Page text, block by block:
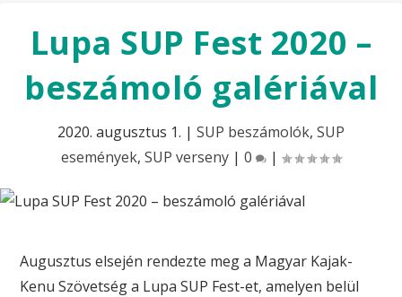
Lupa SUP Fest 2020 –
beszámoló galériával
2020. augusztus 1. | SUP beszámolók, SUP
események, SUP verseny | 0 |
Augusztus elsején rendezte meg a Magyar Kajak-
Kenu Szövetség a Lupa SUP Fest-et, amelyen belül